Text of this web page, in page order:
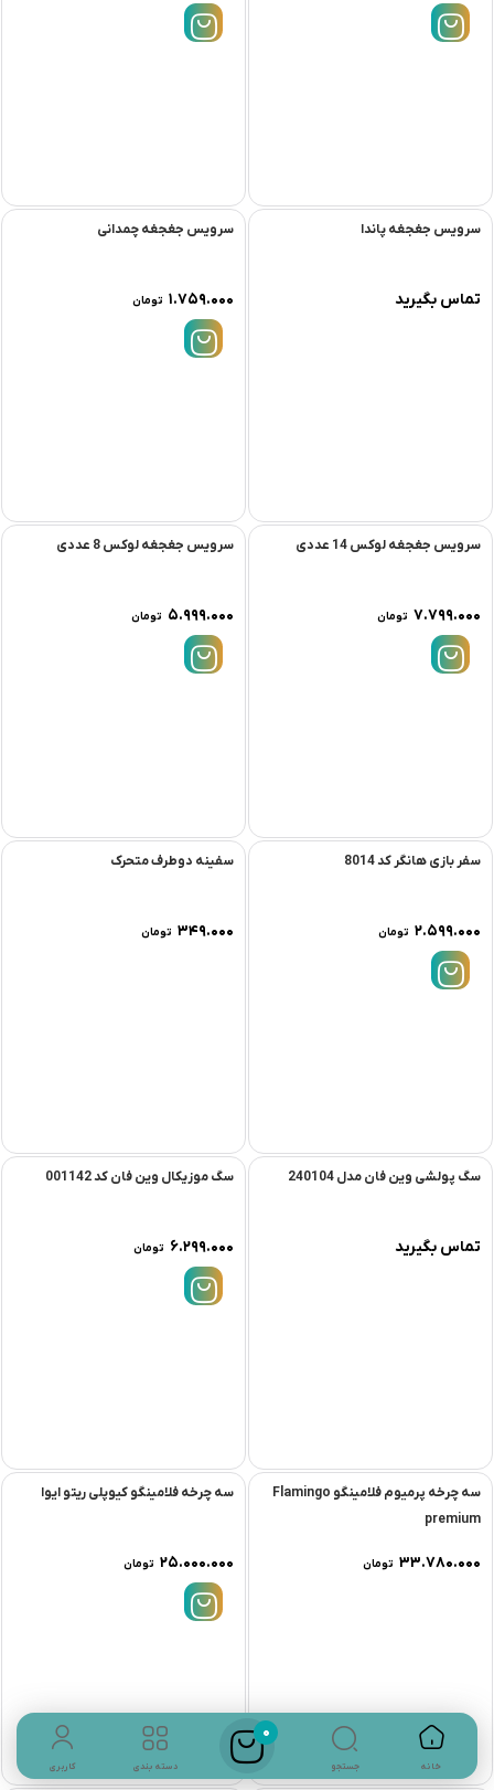
سرویس جغجغه پاندا
تماس بگیرید
سرویس جغجغه چمدانی
۱.۷۵۹.۰۰۰ تومان
سرویس جغجغه لوکس 14 عددی
۷.۷۹۹.۰۰۰ تومان
سرویس جغجغه لوکس 8 عددی
۵.۹۹۹.۰۰۰ تومان
سفر بازی هانگر کد 8014
۲.۵۹۹.۰۰۰ تومان
سفینه دوطرف متحرک
۳۴۹.۰۰۰ تومان
سگ پولشی وین فان مدل 240104
تماس بگیرید
سگ موزیکال وین فان کد 001142
۶.۲۹۹.۰۰۰ تومان
سه چرخه پرمیوم فلامینگو Flamingo
premium
۳۳.۷۸۰.۰۰۰ تومان
سه چرخه فلامینگو کیوپلی ریتو ایوا
۲۵.۰۰۰.۰۰۰ تومان
خانه جستجو
0
دسته بندی کاربری